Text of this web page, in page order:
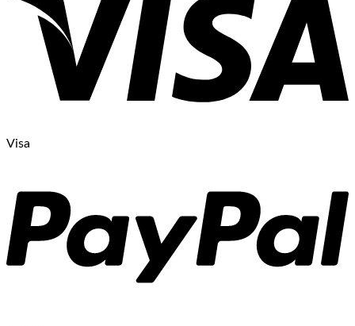
Visa